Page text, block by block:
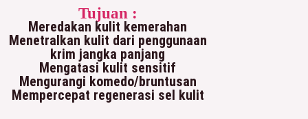
Tujuan :
Meredakan kulit kemerahan
Menetralkan kulit dari penggunaan
krim jangka panjang
Mengatasi kulit sensitif
Mengurangi komedo/bruntusan
Mempercepat regenerasi sel kulit